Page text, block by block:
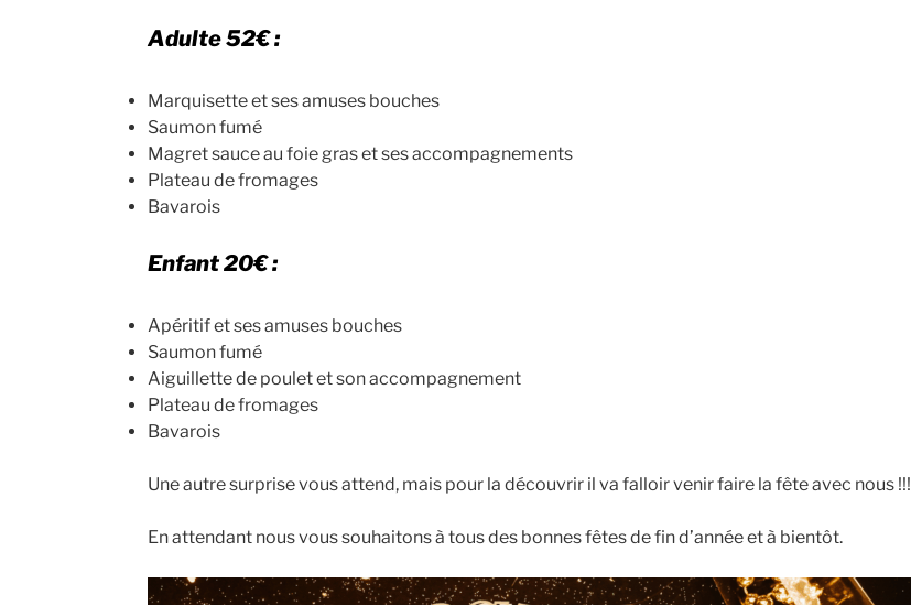
Adulte 52€ :
Marquisette et ses amuses bouches
Saumon fumé
Magret sauce au foie gras et ses accompagnements
Plateau de fromages
Bavarois
Enfant 20€ :
Apéritif et ses amuses bouches
Saumon fumé
Aiguillette de poulet et son accompagnement
Plateau de fromages
Bavarois
Une autre surprise vous attend, mais pour la découvrir il va falloir venir faire la fête avec nous !!!
En attendant nous vous souhaitons à tous des bonnes fêtes de fin d’année et à bientôt.